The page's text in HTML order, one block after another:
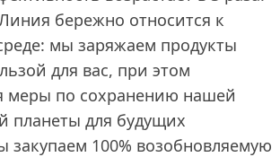
бережно относится к
мы заряжаем продукты
для вас, при этом
меры по сохранению нашей
планеты для будущих
100% возобновляемую